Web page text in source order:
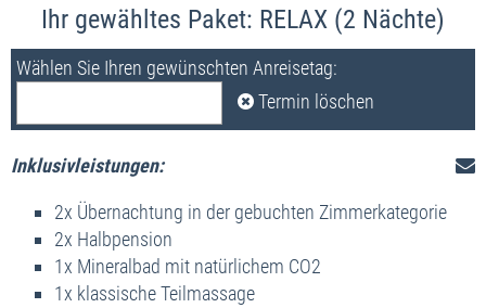
Ihr gewähltes Paket: RELAX (2 Nächte)
Wählen Sie Ihren gewünschten Anreisetag:
Termin löschen
Inklusivleistungen:
2x Übernachtung in der gebuchten Zimmerkategorie
2x Halbpension
1x Mineralbad mit natürlichem CO2
1x klassische Teilmassage